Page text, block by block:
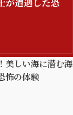
美しい海に潜む海
怖の体験